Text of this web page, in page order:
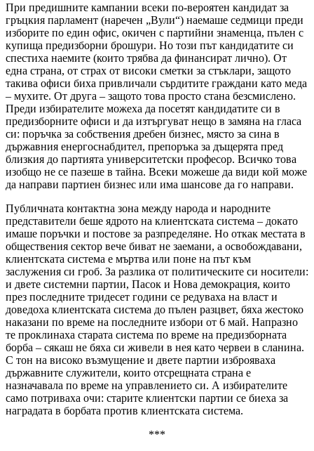
При предишните кампании всеки по-вероятен кандидат за
гръцкия парламент (наречен „Вули“) наемаше седмици преди
изборите по един офис, окичен с партийни знаменца, пълен с
купища предизборни брошури. Но този път кандидатите си
спестиха наемите (които трябва да финансират лично). От
една страна, от страх от високи сметки за стъклари, защото
такива офиси биха привличали сърдитите граждани като меда
– мухите. От друга – защото това просто стана безсмислено.
Преди избирателите можеха да посетят кандидатите си в
предизборните офиси и да изтъргуват нещо в замяна на гласа
си: поръчка за собствения дребен бизнес, място за сина в
държавния енергоснабдител, препоръка за дъщерята пред
близкия до партията университетски професор. Всичко това
изобщо не се пазеше в тайна. Всеки можеше да види кой може
да направи партиен бизнес или има шансове да го направи.
Публичната контактна зона между народа и народните
представители беше ядрото на клиентската система – докато
имаше поръчки и постове за разпределяне. Но откак местата в
обществения сектор вече биват не заемани, а освобождавани,
клиентската система е мъртва или поне на път към
заслужения си гроб. За разлика от политическите си носители:
и двете системни партии, Пасок и Нова демокрация, които
през последните тридесет години се редуваха на власт и
доведоха клиентската система до пълен разцвет, бяха жестоко
наказани по време на последните избори от 6 май. Напразно
те проклинаха старата система по време на предизборната
борба – сякаш не бяха си живели в нея като червеи в сланина.
С тон на високо възмущение и двете партии изброяваха
държавните служители, които отсрещната страна е
назначавала по време на управлението си. А избирателите
само потриваха очи: старите клиентски партии се биеха за
наградата в борбата против клиентската система.
***